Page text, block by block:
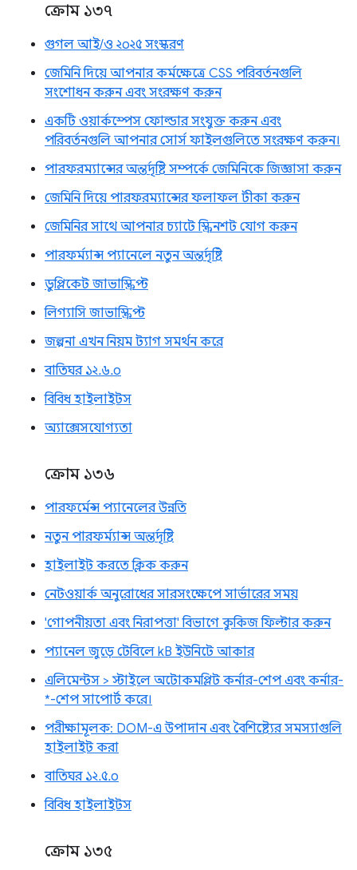
ক্রোম ১৩৭
গুগল আই/ও ২০২৫ সংস্করণ
জেমিনি দিয়ে আপনার কর্মক্ষেত্রে CSS পরিবর্তনগুলি
সংশোধন করুন এবং সংরক্ষণ করুন
একটি ওয়ার্কস্পেস ফোল্ডার সংযুক্ত করুন এবং
পরিবর্তনগুলি আপনার সোর্স ফাইলগুলিতে সংরক্ষণ করুন।
পারফরম্যান্সের অন্তর্দৃষ্টি সম্পর্কে জেমিনিকে জিজ্ঞাসা করুন
জেমিনি দিয়ে পারফরম্যান্সের ফলাফল টীকা করুন
জেমিনির সাথে আপনার চ্যাটে স্ক্রিনশট যোগ করুন
পারফর্ম্যান্স প্যানেলে নতুন অন্তর্দৃষ্টি
ডুপ্লিকেট জাভাস্ক্রিপ্ট
লিগ্যাসি জাভাস্ক্রিপ্ট
জল্পনা এখন নিয়ম ট্যাগ সমর্থন করে
বাতিঘর ১২.৬.০
বিবিধ হাইলাইটস
অ্যাক্সেসযোগ্যতা
ক্রোম ১৩৬
পারফর্মেন্স প্যানেলের উন্নতি
নতুন পারফর্ম্যান্স অন্তর্দৃষ্টি
হাইলাইট করতে ক্লিক করুন
নেটওয়ার্ক অনুরোধের সারসংক্ষেপে সার্ভারের সময়
'গোপনীয়তা এবং নিরাপত্তা' বিভাগে কুকিজ ফিল্টার করুন
প্যানেল জুড়ে টেবিলে kB ইউনিটে আকার
এলিমেন্টস > স্টাইলে অটোকমপ্লিট কর্নার-শেপ এবং কর্নার-
*-শেপ সাপোর্ট করে।
পরীক্ষামূলক: DOM-এ উপাদান এবং বৈশিষ্ট্যের সমস্যাগুলি
হাইলাইট করা
বাতিঘর ১২.৫.০
বিবিধ হাইলাইটস
ক্রোম ১৩৫